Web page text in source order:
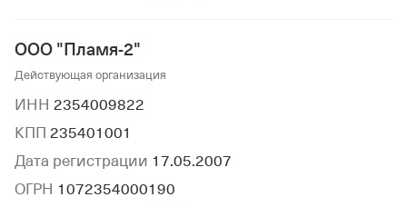
ООО "Пламя-2"
Действующая организация
ИНН 2354009822
КПП 235401001
Дата регистрации 17.05.2007
ОГРН 1072354000190